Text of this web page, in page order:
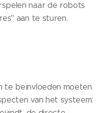
naar de robots
aan te sturen.
te beïnvloeden moeten
van het systeem: